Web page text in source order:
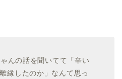
んの話を聞いてて「辛い
縁したのか」なんて思っ